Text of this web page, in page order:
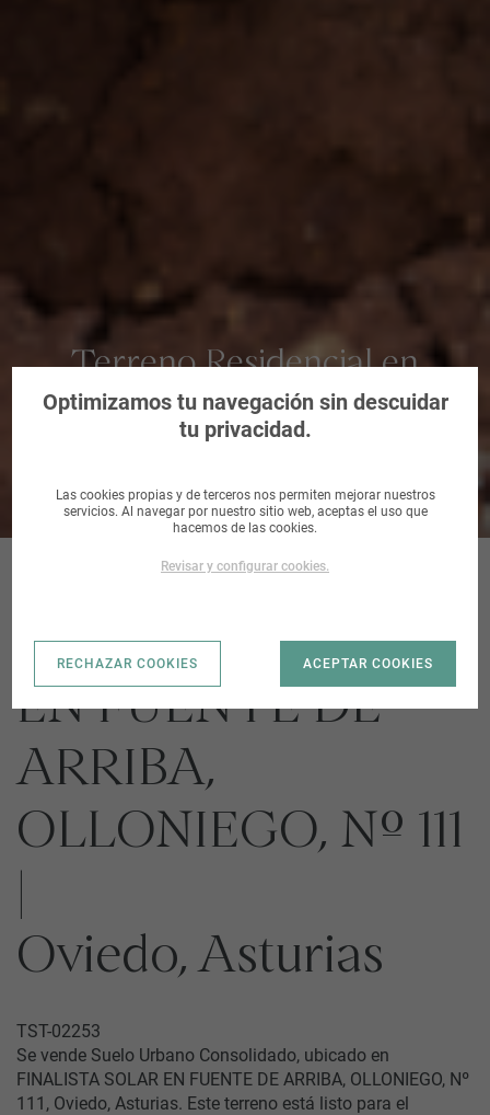
Terreno Residencial en
Oviedo, Asturias
FINALISTA SOLAR
EN FUENTE DE
ARRIBA,
OLLONIEGO, Nº 111
Oviedo, Asturias
TST-02253
Se vende Suelo Urbano Consolidado, ubicado en
FINALISTA SOLAR EN FUENTE DE ARRIBA, OLLONIEGO, Nº
111, Oviedo, Asturias. Este terreno está listo para el
Optimizamos tu navegación sin descuidar
tu privacidad.
Las cookies propias y de terceros nos permiten mejorar nuestros
servicios. Al navegar por nuestro sitio web, aceptas el uso que
hacemos de las cookies.
Revisar y configurar cookies.
RECHAZAR COOKIES ACEPTAR COOKIES